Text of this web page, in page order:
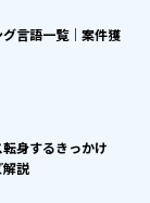
言語一覧｜案件獲
身するきっかけ
解説